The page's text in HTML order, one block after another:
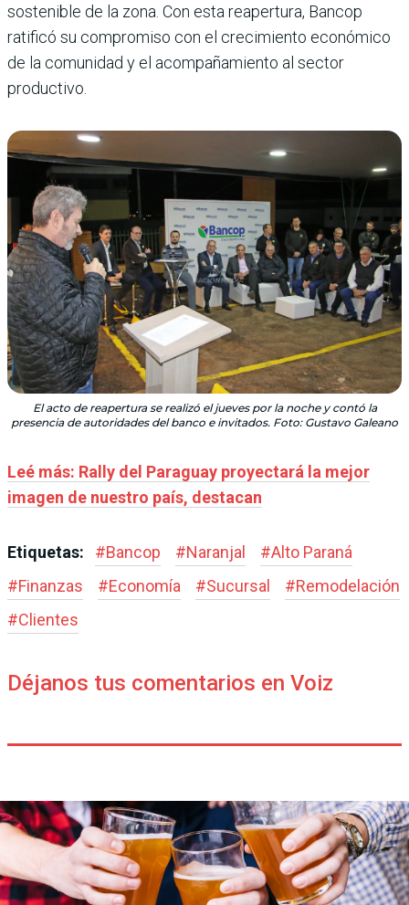
sostenible de la zona. Con esta reapertura, Bancop
ratificó su compromiso con el crecimiento económico
de la comunidad y el acompañamiento al sector
productivo.
El acto de reapertura se realizó el jueves por la noche y contó la
presencia de autoridades del banco e invitados. Foto: Gustavo Galeano
Leé más: Rally del Paraguay proyectará la mejor
imagen de nuestro país, destacan
Etiquetas: #Bancop #Naranjal #Alto Paraná
#Finanzas #Economía #Sucursal #Remodelación
#Clientes
Déjanos tus comentarios en Voiz